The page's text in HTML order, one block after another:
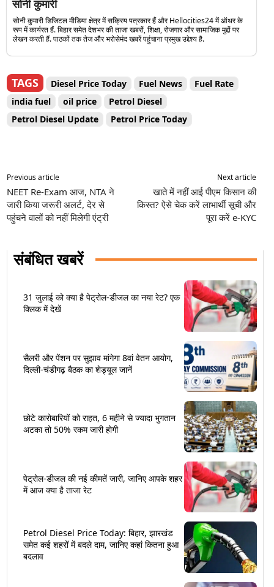
सोनी कुमारी
सोनी कुमारी डिजिटल मीडिया क्षेत्र में सक्रिय पत्रकार हैं और Hellocities24 में ऑथर के
रूप में कार्यरत हैं. बिहार समेत देशभर की ताजा खबरों, शिक्षा, रोजगार और सामाजिक मुद्दों पर
लेखन करती हैं. पाठकों तक तेज और भरोसेमंद खबरें पहुंचाना प्रमुख उद्देश्य है.
TAGS Diesel Price Today Fuel News
Fuel Rate
india fuel
oil price
Petrol Diesel
Petrol Diesel Update
Petrol Price Today
Previous article
NEET Re-Exam आज, NTA ने
जारी किया जरूरी अलर्ट, देर से
पहुंचने वालों को नहीं मिलेगी एंट्री
Next article
खाते में नहीं आई पीएम किसान की
किस्त? ऐसे चेक करें लाभार्थी सूची और
पूरा करें e-KYC
संबंधित खबरें
31 जुलाई को क्या है पेट्रोल-डीजल का नया रेट? एक
क्लिक में देखें
सैलरी और पेंशन पर सुझाव मांगेगा 8वां वेतन आयोग,
दिल्ली-चंडीगढ़ बैठक का शेड्यूल जानें
छोटे कारोबारियों को राहत, 6 महीने से ज्यादा भुगतान
अटका तो 50% रकम जारी होगी
पेट्रोल-डीजल की नई कीमतें जारी, जानिए आपके शहर
में आज क्या है ताजा रेट
Petrol Diesel Price Today: बिहार, झारखंड
समेत कई शहरों में बदले दाम, जानिए कहां कितना हुआ
बदलाव